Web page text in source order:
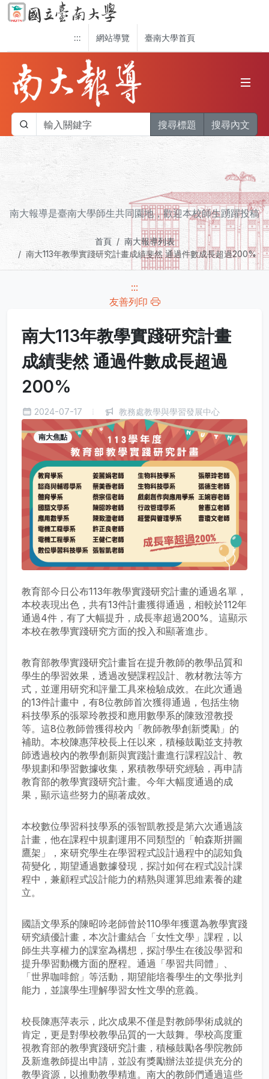
::: 網站導覽 臺南大學首頁
搜尋標題 搜尋內文
南大報導是臺南大學師生共同園地，歡迎本校師生踴躍投稿
首頁
南大報導列表
南大113年教學實踐研究計畫成績斐然 通過件數成長超過200%
:::
友善列印
南大113年教學實踐研究計畫
成績斐然 通過件數成長超過
200%
2024-07-17 教務處教學與學習發展中心
南大焦點
教育部今日公布113年教學實踐研究計畫的通過名單，
本校表現出色，共有13件計畫獲得通過，相較於112年
通過4件，有了大幅提升，成長率超過200%。這顯示
本校在教學實踐研究方面的投入和顯著進步。
教育部教學實踐研究計畫旨在提升教師的教學品質和
學生的學習效果，透過改變課程設計、教材教法等方
式，並運用研究和評量工具來檢驗成效。在此次通過
的13件計畫中，有8位教師首次獲得通過，包括生物
科技學系的張翠玲教授和應用數學系的陳致澄教授
等。這8位教師曾獲得校內「教師教學創新獎勵」的
補助。本校陳惠萍校長上任以來，積極鼓勵並支持教
師透過校內的教學創新與實踐計畫進行課程設計、教
學規劃和學習數據收集，累積教學研究經驗，再申請
教育部的教學實踐研究計畫。今年大幅度通過的成
果，顯示這些努力的顯著成效。
本校數位學習科技學系的張智凱教授是第六次通過該
計畫，他在課程中規劃運用不同類型的「帕森斯拼圖
鷹架」，來研究學生在學習程式設計過程中的認知負
荷變化，期望通過數據發現，探討如何在程式設計課
程中，兼顧程式設計能力的精熟與運算思維素養的建
立。
國語文學系的陳昭吟老師曾於110學年獲選為教學實踐
研究績優計畫，本次計畫結合「女性文學」課程，以
師生共享權力的課室為構想，探討學生在後設學習和
提升學習動機方面的歷程。通過「學習共同體」、
「世界咖啡館」等活動，期望能培養學生的文學批判
能力，並讓學生理解學習女性文學的意義。
校長陳惠萍表示，此次成果不僅是對教師學術成就的
肯定，更是對學校教學品質的一大鼓舞。學校高度重
視教育部的教學實踐研究計畫，積極鼓勵各學院教師
及新進教師提出申請，並設有獎勵辦法並提供充分的
教學資源，以推動教學精進。南大的教師們通過這些